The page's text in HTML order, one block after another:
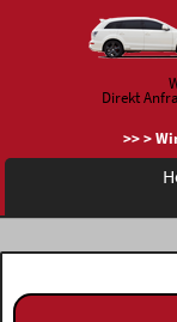
Direkt
>> >